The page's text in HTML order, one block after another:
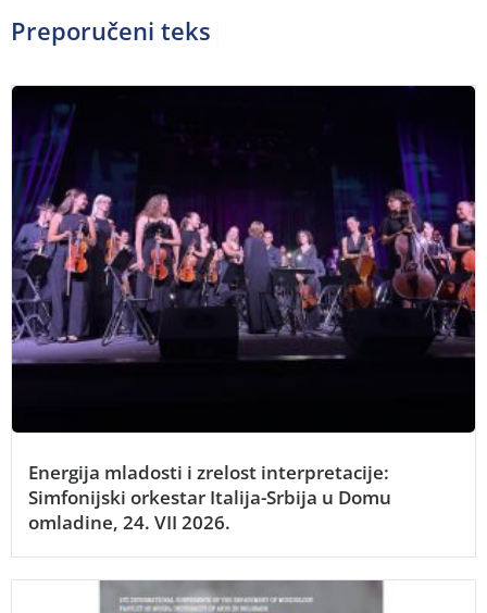
Preporučeni tekstovi
Energija mladosti i zrelost interpretacije:
Simfonijski orkestar Italija-Srbija u Domu
omladine, 24. VII 2026.